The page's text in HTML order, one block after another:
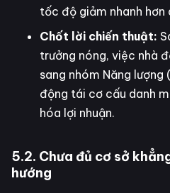
tốc độ giảm nhanh hơn
Chốt lời chiến thuật:
trưởng nóng, việc nhà
sang nhóm Năng
động tái cơ cấu danh
hóa lợi nhuận.
5.2. Chưa đủ cơ sở
hướng